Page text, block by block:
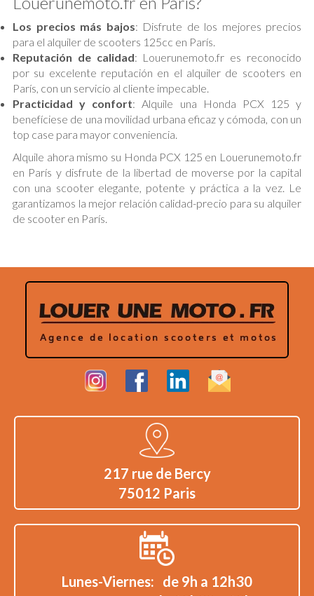
Los precios más bajos: Disfrute de los mejores precios
para el alquiler de scooters 125cc en París.
Reputación de calidad: Louerunemoto.fr es reconocido
por su excelente reputación en el alquiler de scooters en
París, con un servicio al cliente impecable.
Practicidad y confort: Alquile una Honda PCX 125 y
benefíciese de una movilidad urbana eficaz y cómoda, con un
top case para mayor conveniencia.
Alquile ahora mismo su Honda PCX 125 en Louerunemoto.fr
en París y disfrute de la libertad de moverse por la capital
con una scooter elegante, potente y práctica a la vez. Le
garantizamos la mejor relación calidad-precio para su alquiler
de scooter en París.
217 rue de Bercy
75012 Paris
Lunes-Viernes: de 9h a 12h30